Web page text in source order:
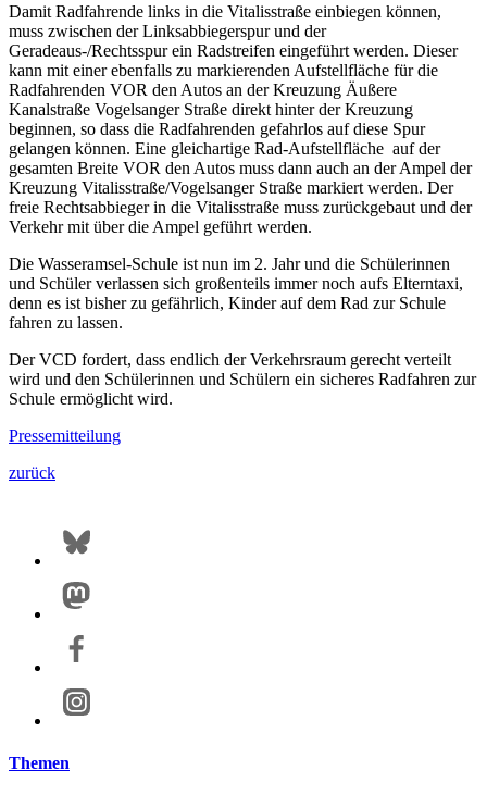
Damit Radfahrende links in die Vitalisstraße einbiegen können,
muss zwischen der Linksabbiegerspur und der
Geradeaus-/Rechtsspur ein Radstreifen eingeführt werden. Dieser
kann mit einer ebenfalls zu markierenden Aufstellfläche für die
Radfahrenden VOR den Autos an der Kreuzung Äußere
Kanalstraße Vogelsanger Straße direkt hinter der Kreuzung
beginnen, so dass die Radfahrenden gefahrlos auf diese Spur
gelangen können. Eine gleichartige Rad-Aufstellfläche auf der
gesamten Breite VOR den Autos muss dann auch an der Ampel der
Kreuzung Vitalisstraße/Vogelsanger Straße markiert werden. Der
freie Rechtsabbieger in die Vitalisstraße muss zurückgebaut und der
Verkehr mit über die Ampel geführt werden.
Die Wasseramsel-Schule ist nun im 2. Jahr und die Schülerinnen
und Schüler verlassen sich großenteils immer noch aufs Elterntaxi,
denn es ist bisher zu gefährlich, Kinder auf dem Rad zur Schule
fahren zu lassen.
Der VCD fordert, dass endlich der Verkehrsraum gerecht verteilt
wird und den Schülerinnen und Schülern ein sicheres Radfahren zur
Schule ermöglicht wird.
Pressemitteilung
zurück
Themen